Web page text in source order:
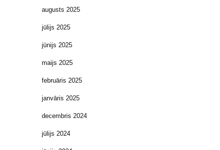
augusts 2025
jūlijs 2025
jūnijs 2025
maijs 2025
februāris 2025
janvāris 2025
decembris 2024
jūlijs 2024